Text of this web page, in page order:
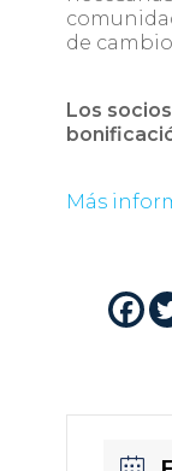
de
Los
Más